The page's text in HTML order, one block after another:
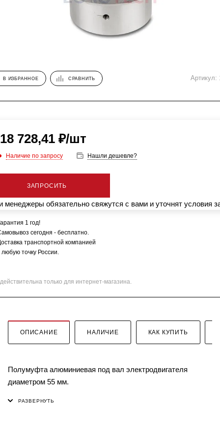
В ИЗБРАННОЕ СРАВНИТЬ Артикул:
18 728,41 ₽/шт
Наличие по запросу Нашли дешевле?
ЗАПРОСИТЬ
менеджеры обязательно свяжутся с вами и уточнят условия
1 год!
сегодня - бесплатно.
транспортной компанией
любую точку России.
только для интернет-магазина.
ОПИСАНИЕ НАЛИЧИЕ КАК КУПИТЬ
Полумуфта алюминиевая под вал электродвигателя
диаметром 55 мм.